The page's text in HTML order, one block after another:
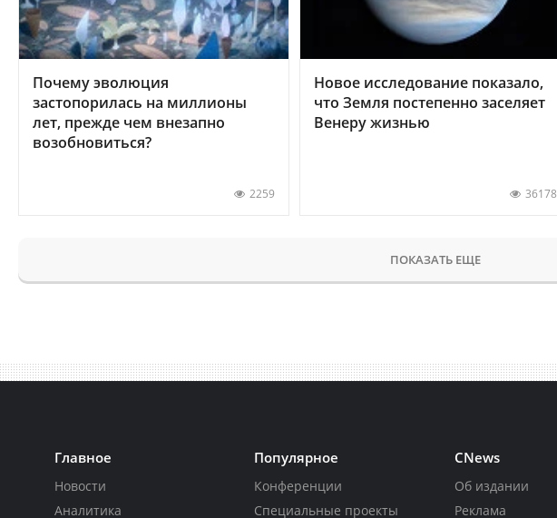
Почему эволюция
застопорилась на миллионы
лет, прежде чем внезапно
возобновиться?
2259
Новое исследование показало,
что Земля постепенно заселяет
Венеру жизнью
36178
ПОКАЗАТЬ ЕЩЕ
Главное
Новости
Аналитика
Популярное
Конференции
Специальные проекты
CNews
Об издании
Реклама